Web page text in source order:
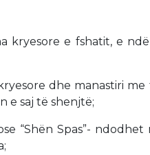
kryesore e fshatit, e
kryesore dhe manastiri
e saj të shenjtë;
“Shën Spas”-